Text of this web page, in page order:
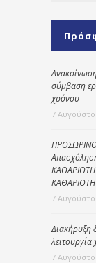
σύμβαση
χρόνου
7
7
Διακήρυξη
7